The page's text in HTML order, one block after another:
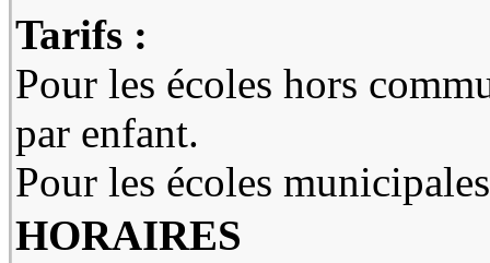
Tarifs :
Pour les écoles hors
par enfant.
Pour les écoles
HORAIRES